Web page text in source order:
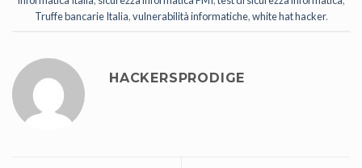
Truffe bancarie Italia,vulnerabilità informatiche,white hat hacker.
HACKERSPRODIGE